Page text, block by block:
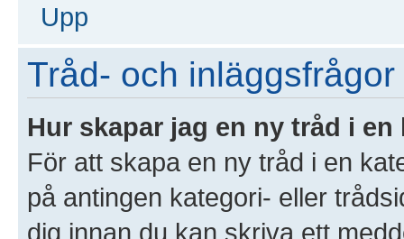
Upp
Tråd- och inläggsfrågor
Hur skapar jag en ny tråd i en
För att skapa en ny tråd i en
på antingen kategori- eller
dig innan du kan skriva ett